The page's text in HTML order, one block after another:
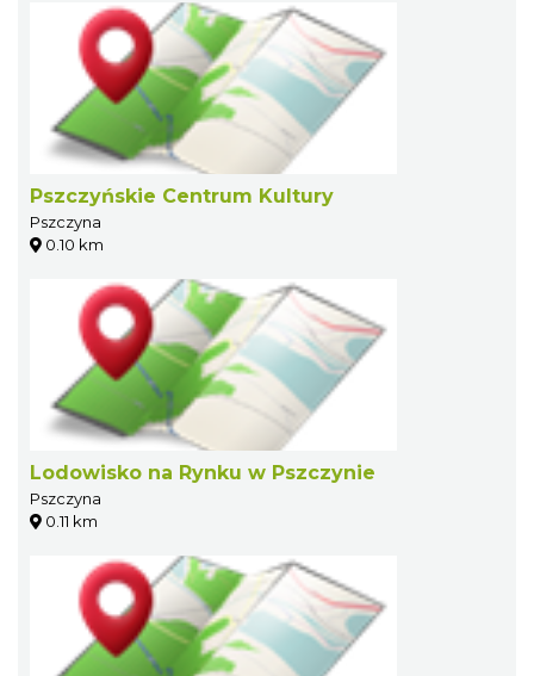
Pszczyńskie Centrum Kultury
Pszczyna
0.10 km
Lodowisko na Rynku w Pszczynie
Pszczyna
0.11 km